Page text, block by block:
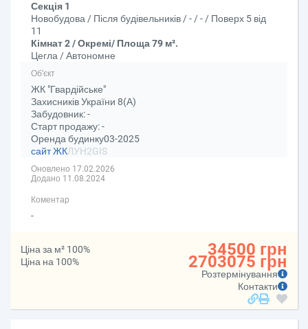
Секція 1
Новобудова / Після будівельників / - / - / Поверх 5 від
11
Кімнат 2 / Окремі/ Площа 79 м².
Цегла / Автономне
Об’єкт
ЖК "Гвардійське"
Захисників України 8(А)
Забудовник: -
Старт продажу: -
Оренда будинку03-2025
сайт ЖКЛУН2GIS
Оновлено 17.02.2026
Додано 11.08.2024
Коментар
-
Ціна за м² 100% 34500 грн
Ціна на 100% 2703075 грн
Розтермінування
Контакти